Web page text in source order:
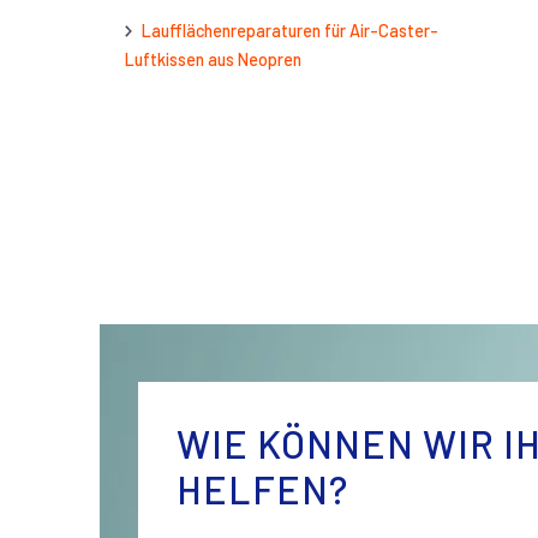
Laufflächenreparaturen für Air-Caster-
Luftkissen aus Neopren
WIE KÖNNEN WIR
HELFEN?